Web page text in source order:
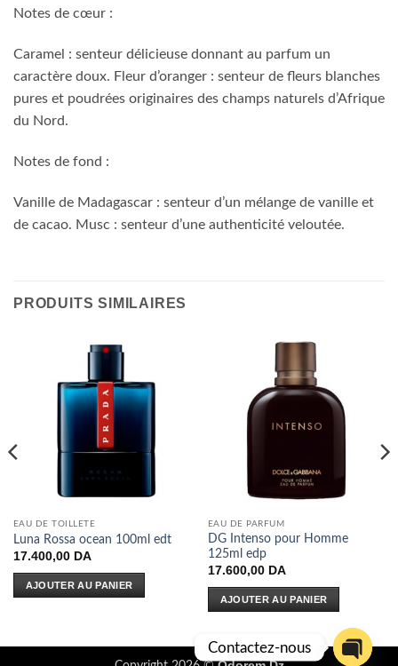
Notes de cœur :
Caramel : senteur délicieuse donnant au parfum un
caractère doux. Fleur d’oranger : senteur de fleurs blanches
pures et poudrées originaires des champs naturels d’Afrique
du Nord.
Notes de fond :
Vanille de Madagascar : senteur d’un mélange de vanille et
de cacao. Musc : senteur d’une authenticité veloutée.
PRODUITS SIMILAIRES
EAU DE TOILLETE
Luna Rossa ocean 100ml edt
17.400,00 DA
AJOUTER AU PANIER
EAU DE PARFUM
DG Intenso pour Homme
125ml edp
17.600,00 DA
AJOUTER AU PANIER
Contactez-nous